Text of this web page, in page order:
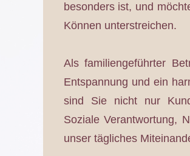
besonders ist, und
Können unterstreichen.
Als familiengeführter
Entspannung und ein
sind Sie nicht nur
Soziale Verantwortung,
unser tägliches